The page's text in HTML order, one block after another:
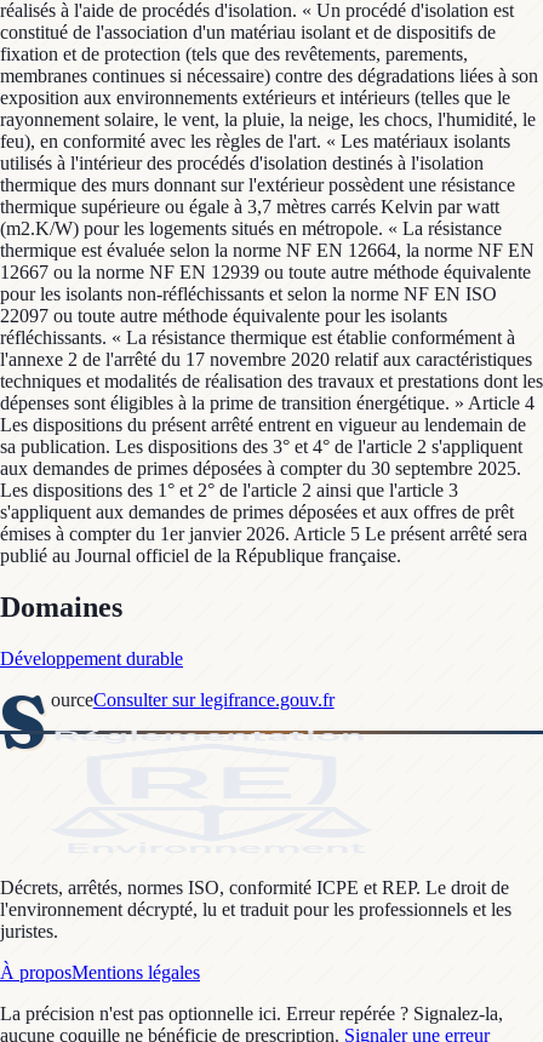
Domaines
Développement durable
S ourceConsulter sur legifrance.gouv.fr
Décrets, arrêtés, normes ISO, conformité ICPE et REP. Le droit de
l'environnement décrypté, lu et traduit pour les professionnels et les
juristes.
À proposMentions légales
La précision n'est pas optionnelle ici. Erreur repérée ? Signalez-la,
aucune coquille ne bénéficie de prescription. Signaler une erreur